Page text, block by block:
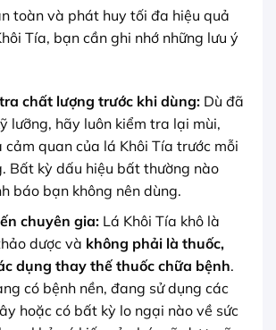
toàn và phát huy tối đa hiệu quả
Tía, bạn cần ghi nhớ những lưu ý
chất lượng trước khi dùng:Dù đã
lưỡng, hãy luôn kiểm tra lại mùi,
cảm quan của lá Khôi Tía trước mỗi
Bất kỳ dấu hiệu bất thường nào
báo bạn không nên dùng.
chuyên gia:Lá Khôi Tía khô là
dược và không phải là thuốc,
dụng thay thế thuốc chữa bệnh.
có bệnh nền, đang sử dụng các
hoặc có bất kỳ lo ngại nào về sức